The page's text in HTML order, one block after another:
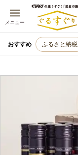
メニュー
おすすめ ふるさと納税